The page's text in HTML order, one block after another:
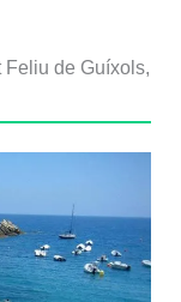
Feliu de Guíxols,